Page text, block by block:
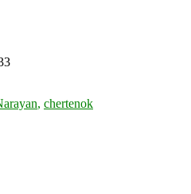
, chertenok